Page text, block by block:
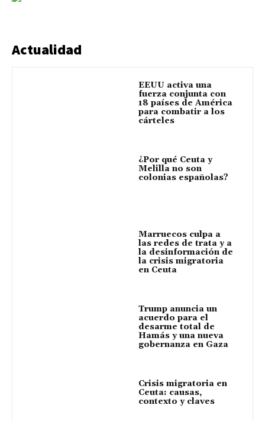
Actualidad
EEUU activa una
fuerza conjunta con
18 países de América
para combatir a los
cárteles
¿Por qué Ceuta y
Melilla no son
colonias españolas?
Marruecos culpa a
las redes de trata y a
la desinformación de
la crisis migratoria
en Ceuta
Trump anuncia un
acuerdo para el
desarme total de
Hamás y una nueva
gobernanza en Gaza
Crisis migratoria en
Ceuta: causas,
contexto y claves